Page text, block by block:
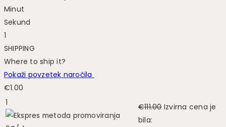
Minut
Sekund
1
SHIPPING
Where to ship it?
Pokaži povzetek naročila
€1.00
1
€111.00 Izvirna cena je
bila: